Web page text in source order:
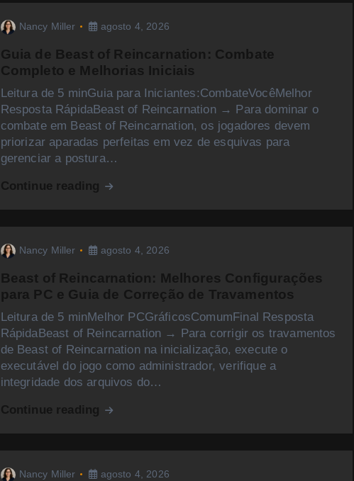
Nancy Miller agosto 4, 2026
Guia de Beast of Reincarnation: Combate
Completo e Melhorias Iniciais
Leitura de 5 minGuia para Iniciantes:CombateVocêMelhor
Resposta RápidaBeast of Reincarnation → Para dominar o
combate em Beast of Reincarnation, os jogadores devem
priorizar aparadas perfeitas em vez de esquivas para
gerenciar a postura…
Continue reading
Nancy Miller agosto 4, 2026
Beast of Reincarnation: Melhores Configurações
para PC e Guia de Correção de Travamentos
Leitura de 5 minMelhor PCGráficosComumFinal Resposta
RápidaBeast of Reincarnation → Para corrigir os travamentos
de Beast of Reincarnation na inicialização, execute o
executável do jogo como administrador, verifique a
integridade dos arquivos do…
Continue reading
Nancy Miller agosto 4, 2026